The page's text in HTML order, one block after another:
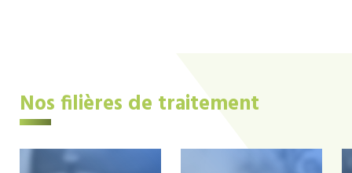
Nos filières de traitement